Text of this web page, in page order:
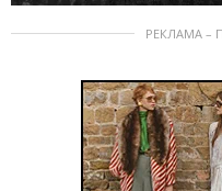
РЕКЛАМА –